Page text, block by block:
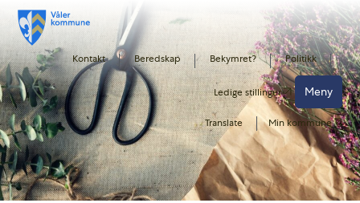
Kontakt Beredskap Bekymret? Politikk
Ledige stillinger Meny
Translate Min kommune